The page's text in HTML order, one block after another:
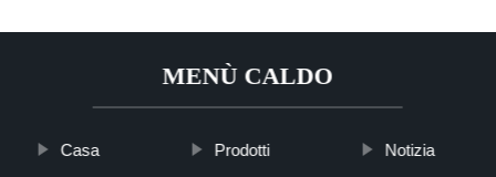
MENÙ CALDO
Casa Prodotti Notizia